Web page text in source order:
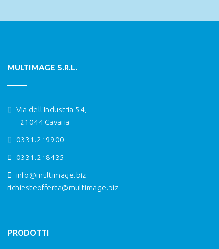
MULTIMAGE S.R.L.
Via dell'Industria 54,
21044 Cavaria
0331.219900
0331.218435
info@multimage.biz
richiesteofferta@multimage.biz
PRODOTTI